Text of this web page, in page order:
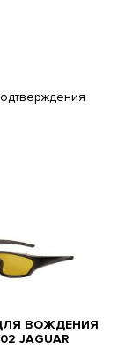
ВОЖДЕНИЯ
JAGUAR